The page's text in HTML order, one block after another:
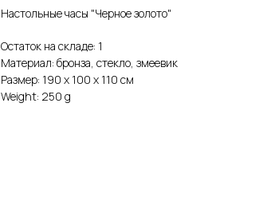
Настольные часы "Черное золото"
Остаток на складе: 1
Материал: бронза, стекло, змеевик
Размер: 190 x 100 x 110 см
Weight: 250 g